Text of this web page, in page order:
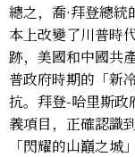
總之，喬·拜登總
本上改變了川普時
跡，美國和中國共
普政府時期的「新
抗。拜登-哈里斯政
義項目，正確認識
「閃耀的山巔之城